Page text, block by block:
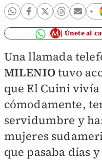
Únete al
Una llamada
MILENIOtuvo
que El Cuini vivía
cómodamente,
servidumbre y
mujeres
que pasaba días